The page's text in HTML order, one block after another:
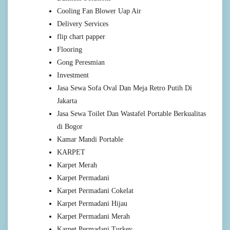
Cooling Fan Blower Uap Air
Delivery Services
flip chart papper
Flooring
Gong Peresmian
Investment
Jasa Sewa Sofa Oval Dan Meja Retro Putih Di
Jakarta
Jasa Sewa Toilet Dan Wastafel Portable Berkualitas
di Bogor
Kamar Mandi Portable
KARPET
Karpet Merah
Karpet Permadani
Karpet Permadani Cokelat
Karpet Permadani Hijau
Karpet Permadani Merah